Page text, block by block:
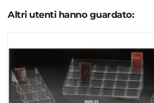
Altri utenti hanno guardato: